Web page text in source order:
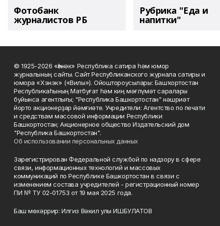
Фотобанк
журналистов РБ
Рубрика "Еда и
напитки"
© 1925-2026 «Һәнәк» Республика сатира һәм юмор
журналының сайты. Сайт Республиканского журнала сатиры и
юмора «Хэнэк» («Вилы»). Ойоштороусылары: Башҡортостан
Республикаһының Матбуғат һәм киң мәғлүмәт саралары
буйынса агентлығы; "Республика Башкортостан" нәшриәт
йорто акционерҙар йәмғиәте. Учредители: Агентство по печати
и средствам массовой информации Республики
Башкортостан; Акционерное общество Издательский дом
"Республика Башкортостан".
Об использовании персональных данных
Зарегистрирован Федеральной службой по надзору в сфере
связи, информационных технологий и массовых
коммуникаций по Республике Башкортостан в связи с
изменением состава учредителей - регистрационный номер
ПИ № ТУ 02-01753 от 19 мая 2025 года.
Баш мөхәррир: Илгиз Вәкил улы ИШБУЛАТОВ